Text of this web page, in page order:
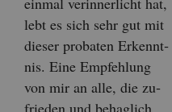
lebt es sich sehr gut mit
die­ser pro­ba­ten Er­kennt­
nis. Eine Emp­feh­lung
von mir an alle, die zu­
frie­den und be­hag­lich